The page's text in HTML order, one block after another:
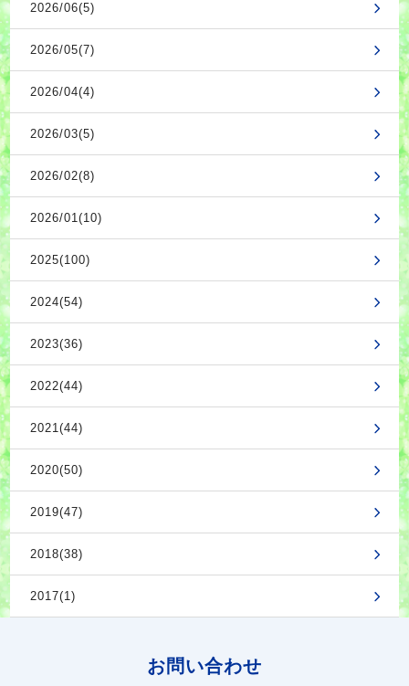
2026/06(5)
2026/05(7)
2026/04(4)
2026/03(5)
2026/02(8)
2026/01(10)
2025(100)
2024(54)
2023(36)
2022(44)
2021(44)
2020(50)
2019(47)
2018(38)
2017(1)
お問い合わせ